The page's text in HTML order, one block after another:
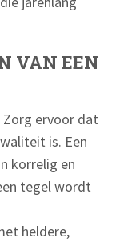
VAN EEN
Zorg ervoor dat
is. Een
korrelig en
tegel wordt
heldere,